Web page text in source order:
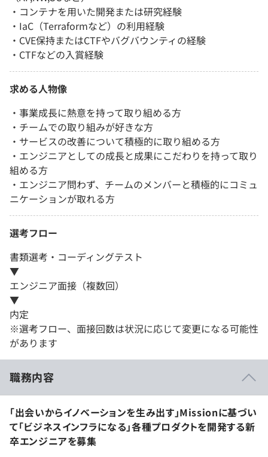
・コンテナを用いた開発または研究経験
・IaC（Terraformなど）の利用経験
・CVE保持またはCTFやバグバウンティの経験
・CTFなどの入賞経験
求める人物像
・事業成長に熱意を持って取り組める方
・チームでの取り組みが好きな方
・サービスの改善について積極的に取り組める方
・エンジニアとしての成長と成果にこだわりを持って取り
組める方
・エンジニア問わず、チームのメンバーと積極的にコミュ
ニケーションが取れる方
選考フロー
書類選考・コーディングテスト
▼
エンジニア面接（複数回）
▼
内定
※選考フロー、面接回数は状況に応じて変更になる可能性
があります
職務内容
「出会いからイノベーションを生み出す」Missionに基づい
て「ビジネスインフラになる」各種プロダクトを開発する新
卒エンジニアを募集